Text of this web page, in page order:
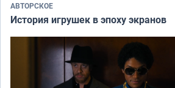
АВТОРСКОЕ
История игрушек в эпоху экранов